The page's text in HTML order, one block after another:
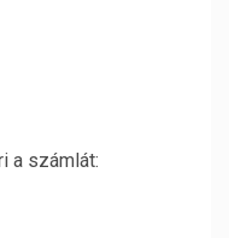
a számlát: